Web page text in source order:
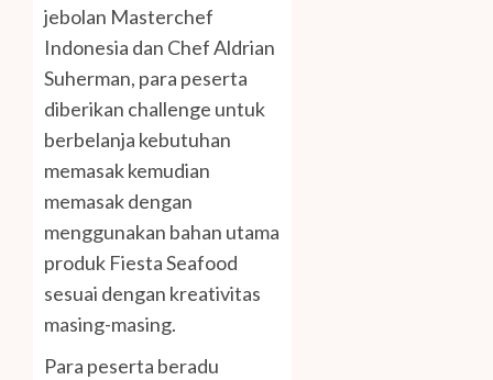
jebolan Masterchef
Indonesia dan Chef Aldrian
Suherman, para peserta
diberikan challenge untuk
berbelanja kebutuhan
memasak kemudian
memasak dengan
menggunakan bahan utama
produk Fiesta Seafood
sesuai dengan kreativitas
masing-masing.
Para peserta beradu